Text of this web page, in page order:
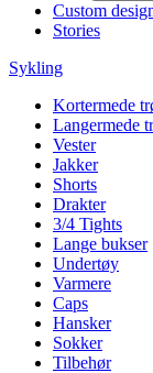
Custom
Stories
Sykling
Kortermede
Langermede
Vester
Jakker
Shorts
Drakter
3/4 Tights
Lange bukser
Undertøy
Varmere
Caps
Hansker
Sokker
Tilbehør